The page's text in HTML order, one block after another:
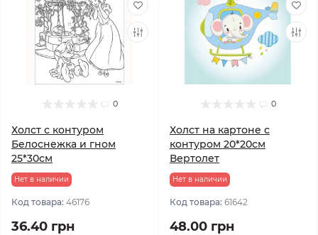
0
Холст с контуром
Белоснежка и гном
25*30см
Нет в наличии
Код товара: 46176
36.40 грн
0
Холст на картоне с
контуром 20*20см
Вертолет
Нет в наличии
Код товара: 61642
48.00 грн